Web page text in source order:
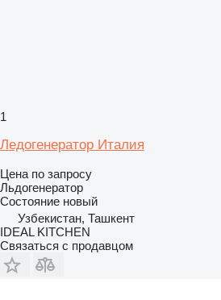
1
Ледогенератор Италия
Цена по запросу
Льдогенератор
Состояние новый
Узбекистан, Ташкент
IDEAL KITCHEN
Связаться с продавцом